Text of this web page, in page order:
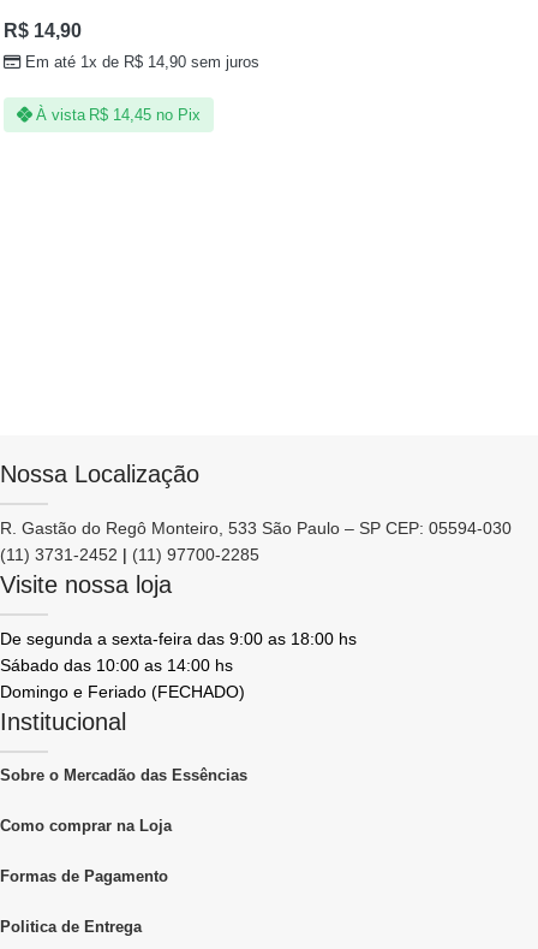
R$14,90
Em até 1x de R$ 14,90 sem juros
À vista R$ 14,45 no Pix
Nossa Localização
R. Gastão do Regô Monteiro, 533 São Paulo – SP CEP: 05594-030
(11) 3731-2452 | (11) 97700-2285
Visite nossa loja
De segunda a sexta-feira das 9:00 as 18:00 hs
Sábado das 10:00 as 14:00 hs
Domingo e Feriado (FECHADO)
Institucional
Sobre o Mercadão das Essências
Como comprar na Loja
Formas de Pagamento
Politica de Entrega